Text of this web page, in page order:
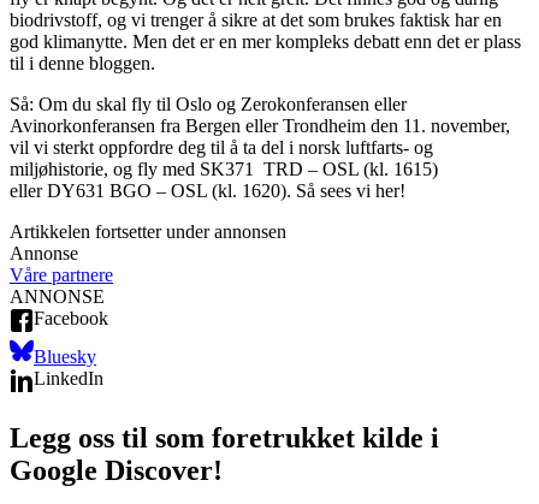
biodrivstoff, og vi trenger å sikre at det som brukes faktisk har en
god klimanytte. Men det er en mer kompleks debatt enn det er plass
til i denne bloggen.
Så: Om du skal fly til Oslo og Zerokonferansen eller
Avinorkonferansen fra Bergen eller Trondheim den 11. november,
vil vi sterkt oppfordre deg til å ta del i norsk luftfarts- og
miljøhistorie, og fly med SK371 TRD – OSL (kl. 1615)
eller DY631 BGO – OSL (kl. 1620). Så sees vi her!
Artikkelen fortsetter under annonsen
Annonse
Våre partnere
ANNONSE
Facebook
Bluesky
LinkedIn
Legg oss til som foretrukket kilde i
Google Discover!